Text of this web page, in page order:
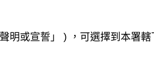
明或宣誓」 ) ，可選擇到本署